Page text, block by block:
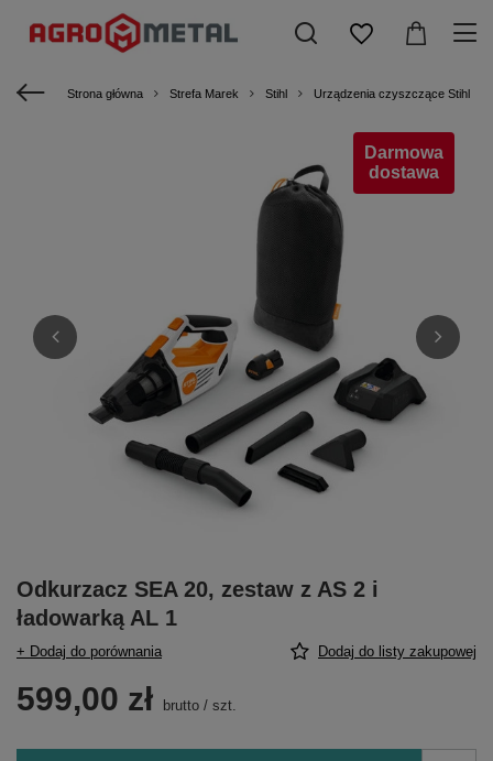
Strona główna Strefa Marek Stihl Urządzenia czyszczące Stihl
Darmowa
dostawa
Odkurzacz SEA 20, zestaw z AS 2 i
ładowarką AL 1
+ Dodaj do porównania Dodaj do listy zakupowej
599,00 zł brutto / szt.